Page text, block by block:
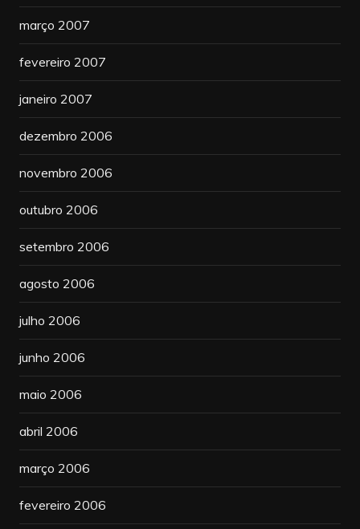
março 2007
fevereiro 2007
janeiro 2007
dezembro 2006
novembro 2006
outubro 2006
setembro 2006
agosto 2006
julho 2006
junho 2006
maio 2006
abril 2006
março 2006
fevereiro 2006